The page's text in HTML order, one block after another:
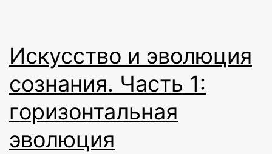
Искусство и эволюция
сознания. Часть 1:
горизонтальная
эволюция